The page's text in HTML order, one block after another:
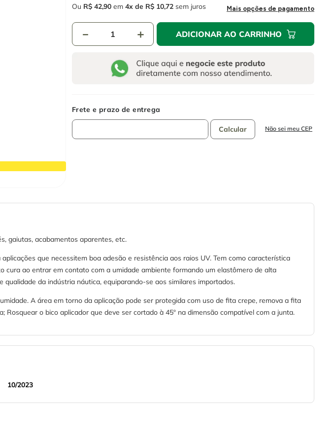
Ou R$ 42,90 em 4 R$ 10,72 sem juros Mais opções de pagamento
＋
－ ADICIONAR AO CARRINHO
Não sei meu CEP
gaiutas, acabamentos aparentes, etc.
que necessitem boa adesão e resistência aos raios UV. Tem como característica
ao entrar em contato com a umidade ambiente formando um elastômero de alta
da indústria náutica, equiparando-se aos similares importados.
A área em torno da aplicação pode ser protegida com uso de fita crepe, remova a fita
o bico aplicador que deve ser cortado à 45º na dimensão compatível com a junta.
10/2023